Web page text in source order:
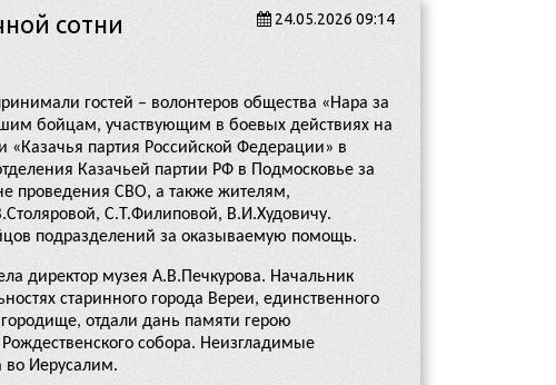
24.05.2026 09:14
сотни
гостей – волонтеров общества «Нара за
бойцам, участвующим в боевых действиях на
«Казачья партия Российской Федерации» в
Казачьей партии РФ в Подмосковье за
проведения СВО, а также жителям,
С.Т.Филиповой, В.И.Худовичу.
подразделений за оказываемую помощь.
директор музея А.В.Печкурова. Начальник
старинного города Вереи, единственного
отдали дань памяти герою
собора. Неизгладимые
во Иерусалим.